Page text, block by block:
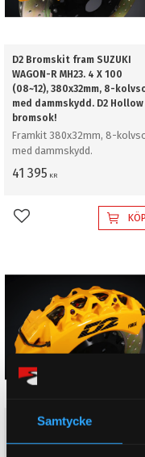
Samtycke
D2 Bromskit fram SUZUKI
WAGON-R MH23. 4 X 100
(08~12), 380x32mm, 8-
med dammskydd. D2 Hollow
bromsok!
Framkit 380x32mm, 8-
med dammskydd.
41 395 KR
Lägg till i favoriterKÖP
D2 Bromskit fram SUZUKI